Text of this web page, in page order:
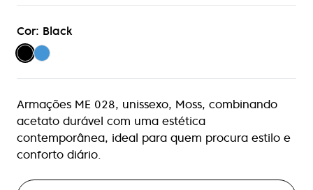
Cor: Black
Armações ME 028, unissexo, Moss, combinando
acetato durável com uma estética
contemporânea, ideal para quem procura estilo e
conforto diário.